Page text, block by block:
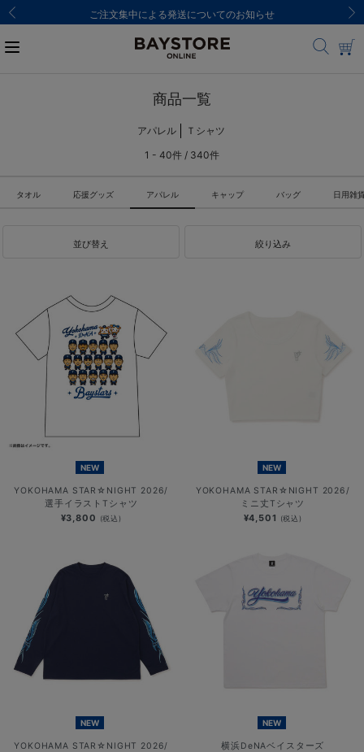
ご注文集中による発送についてのお知らせ
商品一覧
アパレル
Ｔシャツ
1 - 40件 / 340件
タオル 応援グッズ アパレル キャップ バッグ 日用雑
並び替え 絞り込み
NEW
YOKOHAMA STAR☆NIGHT 2026/
選手イラストTシャツ
¥3,800 (税込)
NEW
YOKOHAMA STAR☆NIGHT 2026/
ミニ丈Tシャツ
¥4,501 (税込)
NEW
YOKOHAMA STAR☆NIGHT 2026/
NEW
横浜DeNAベイスターズ